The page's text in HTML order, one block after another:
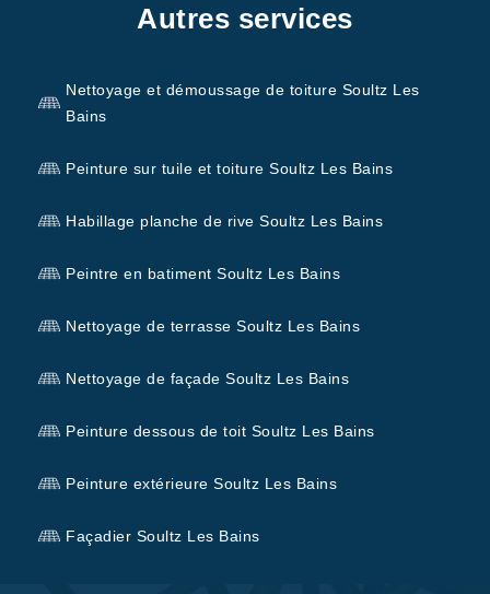
Autres services
Nettoyage et démoussage de toiture Soultz Les
Bains
Peinture sur tuile et toiture Soultz Les Bains
Habillage planche de rive Soultz Les Bains
Peintre en batiment Soultz Les Bains
Nettoyage de terrasse Soultz Les Bains
Nettoyage de façade Soultz Les Bains
Peinture dessous de toit Soultz Les Bains
Peinture extérieure Soultz Les Bains
Façadier Soultz Les Bains